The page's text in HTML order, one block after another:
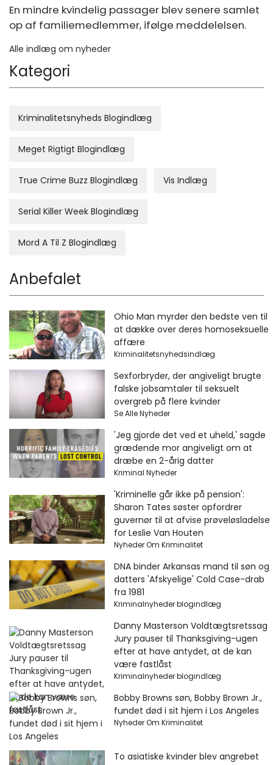
En mindre kvindelig passager blev senere samlet
op af familiemedlemmer, ifølge meddelelsen.
Alle indlæg om nyheder
Kategori
Kriminalitetsnyheds Blogindlæg
Meget Rigtigt Blogindlæg
True Crime Buzz Blogindlæg Vis Indlæg
Serial Killer Week Blogindlæg
Mord A Til Z Blogindlæg
Anbefalet
Ohio Man myrder den bedste ven til
at dække over deres homoseksuelle
affære
Kriminalitetsnyhedsindlæg
Sexforbryder, der angiveligt brugte
falske jobsamtaler til seksuelt
overgreb på flere kvinder
Se Alle Nyheder
'Jeg gjorde det ved et uheld,' sagde
grædende mor angiveligt om at
dræbe en 2-årig datter
Kriminal Nyheder
'Kriminelle går ikke på pension':
Sharon Tates søster opfordrer
guvernør til at afvise prøveløsladelse
for Leslie Van Houten
Nyheder Om Kriminalitet
DNA binder Arkansas mand til søn og
datters 'Afskyelige' Cold Case-drab
fra 1981
Kriminalnyheder blogindlæg
Danny Masterson Voldtægtsretssag
Jury pauser til Thanksgiving-ugen
efter at have antydet, at de kan
være fastlåst
Kriminalnyheder blogindlæg
Bobby Browns søn, Bobby Brown Jr.,
fundet død i sit hjem i Los Angeles
Nyheder Om Kriminalitet
To asiatiske kvinder blev angrebet